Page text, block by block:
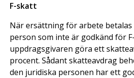
F-skatt
När ersättning för arbete
person som inte är godkänd för
uppdragsgivaren göra ett
procent. Sådant skatteavdrag
den juridiska personen har ett